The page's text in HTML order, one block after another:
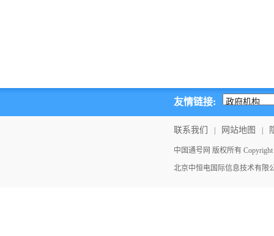
友情链接:
联系我们 网站地图
中国通号网 版权所有
北京中恒电国际信息技术有限